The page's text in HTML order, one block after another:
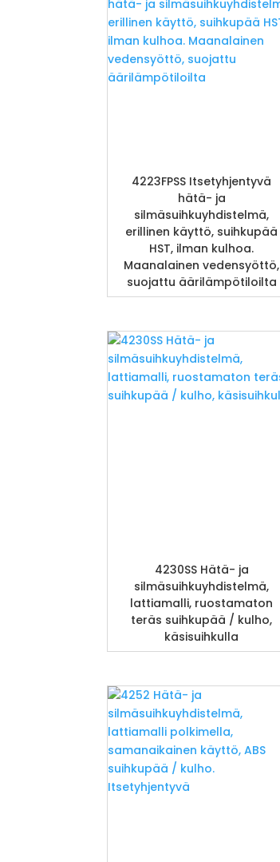
4223FPSS Itsetyhjentyvä
hätä- ja
silmäsuihkuyhdistelmä,
erillinen käyttö, suihkupää
HST, ilman kulhoa.
Maanalainen vedensyöttö,
suojattu äärilämpötiloilta
4230SS Hätä- ja
silmäsuihkuyhdistelmä,
lattiamalli, ruostamaton
teräs suihkupää / kulho,
käsisuihkulla